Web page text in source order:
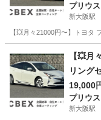
プリウス
新大阪駅
【💥月々21000円〜】トヨ
新大阪駅
【💥月
リング
19,000
プリウス
新大阪駅